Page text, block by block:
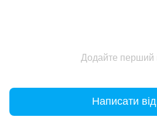
Додайте перший
Написати